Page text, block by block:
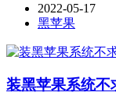
2022-05-17
黑苹果
装黑苹果系统不